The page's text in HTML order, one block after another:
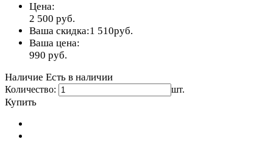
Цена:
2 500 руб.
Ваша скидка:1 510руб.
Ваша цена:
990 руб.
Наличие Есть в наличии
Количество: шт.
Купить